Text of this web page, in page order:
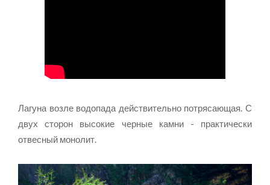
Лагуна возле водопада действительно потрясающая. С
двух сторон высокие черные камни - практически
отвесный монолит.